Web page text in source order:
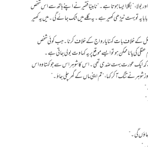
بولا،”بگلا ایسا ہوتا ہے۔ “نابینا فقیر نے اپنے ہاتھ سے اس شخص
بابا یہ توبہت ٹیڑھی کھیر ہے۔ یہ گلے میں اٹک جائے گی۔ میں یہ کھیر
خلاف بات کہنا یا رواج کے خلاف کرنا۔ جب کوئی شخص
کی یا ناممکن ہو تو ایسے موقع پر یہ کہاوت بولی جاتی ہے۔
ایک عورت بہت ضدی تھی۔ اس کا شوہر اس سے جو کہتا وہ اس
نے تنگ آ کر کہا، “تم اپنی ماں کے گھر چلی جاؤ۔”
گی۔”